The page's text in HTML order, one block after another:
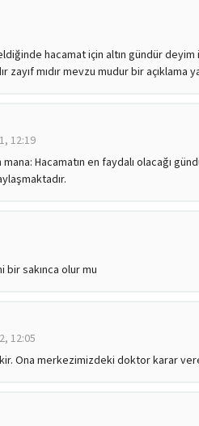
hacamat için altın gündür
mıdır mevzu mudur bir açıklama
12:19
Hacamatın en faydalı olacağı
bir sakınca olur mu
12:05
Ona merkezimizdeki doktor karar